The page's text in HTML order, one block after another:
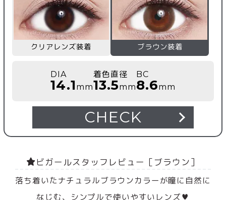
クリアレンズ装着 ブラウン装着
DIA
14.1mm
着色直径
13.5mm
BC
8.6mm
CHECK
ビガールスタッフレビュー［ブラウン］
落ち着いたナチュラルブラウンカラーが瞳に自然に
なじむ、シンプルで使いやすいレンズ♥